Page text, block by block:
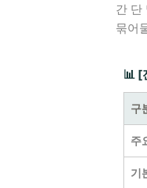
간 단
묶어
📊 [
구
주
기